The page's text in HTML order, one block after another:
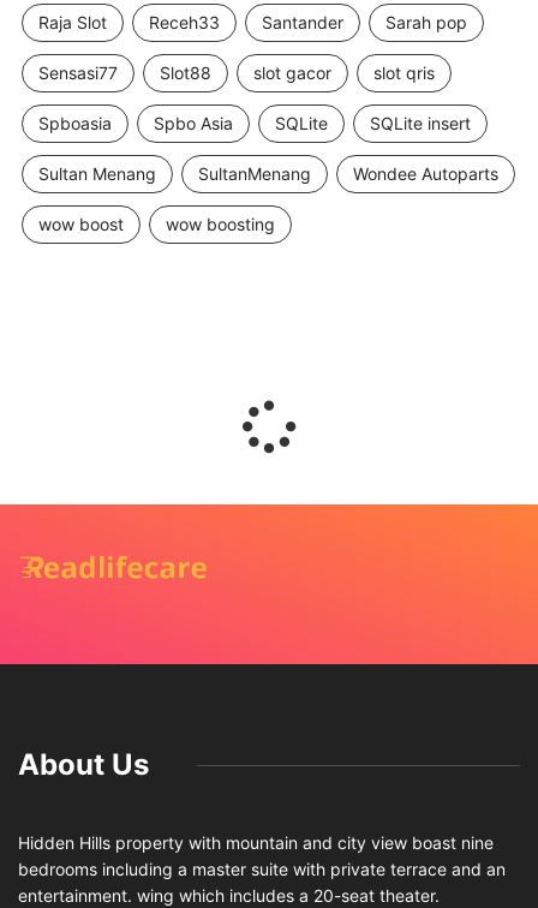
Raja Slot Receh33 Santander Sarah pop
Sensasi77 Slot88 slot gacor slot qris
Spboasia Spbo Asia SQLite SQLite insert
Sultan Menang SultanMenang Wondee Autoparts
wow boost wow boosting
About Us
Hidden Hills property with mountain and city view boast nine
bedrooms including a master suite with private terrace and an
entertainment. wing which includes a 20-seat theater.